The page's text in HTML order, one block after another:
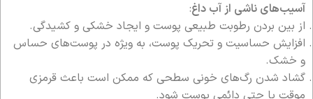
آسیب‌های ناشی از آب داغ:
از بین بردن رطوبت طبیعی پوست و ایجاد خشکی و کشیدگی.
افزایش حساسیت و تحریک پوست، به ویژه در پوست‌های حساس
و خشک.
گشاد شدن رگ‌های خونی سطحی که ممکن است باعث قرمزی